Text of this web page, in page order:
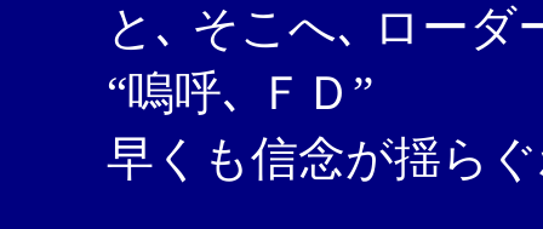
と､ そこへ､ ローダ
“嗚呼､ ＦＤ”
早くも信念が揺ら